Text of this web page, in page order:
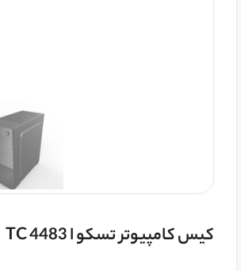
کیس کامپیوتر تسکو ا TC 4483